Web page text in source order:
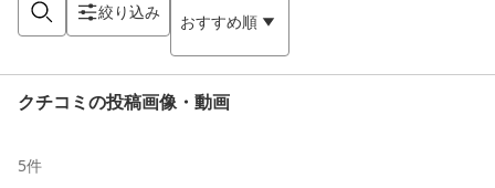
絞り込み おすすめ順
クチコミの投稿画像・動画
5件